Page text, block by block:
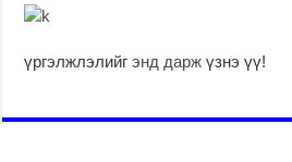
үргэлжлэлийг энд дарж үзнэ үү!